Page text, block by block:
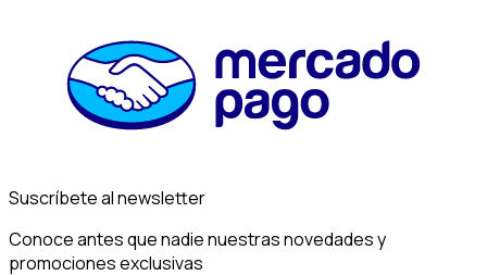
Suscríbete al newsletter
Conoce antes que nadie nuestras novedades y
promociones exclusivas